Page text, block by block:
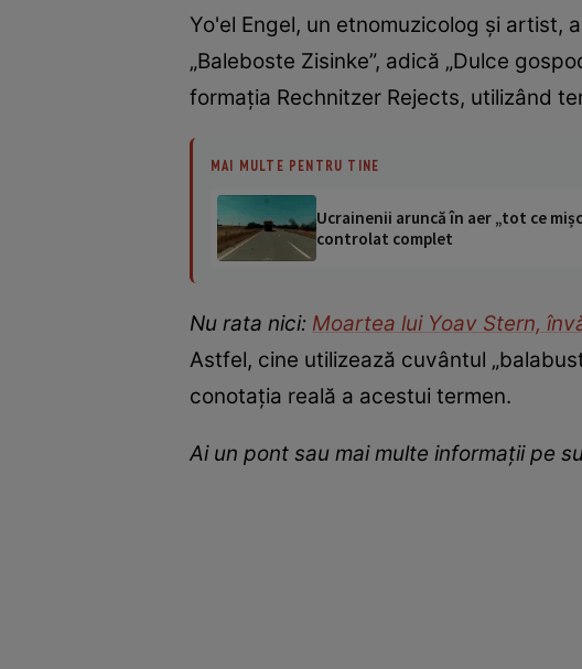
Yo'el Engel, un etnomuzicolog și artist,
„Baleboste Zisinke”, adică „Dulce
formația Rechnitzer Rejects, utilizând
MAI MULTE PENTRU TINE
Ucrainenii aruncă în aer „tot ce
controlat complet
Nu rata nici: Moartea lui Yoav Stern,
Astfel, cine utilizează cuvântul
conotația reală a acestui termen.
Ai un pont sau mai multe informații pe